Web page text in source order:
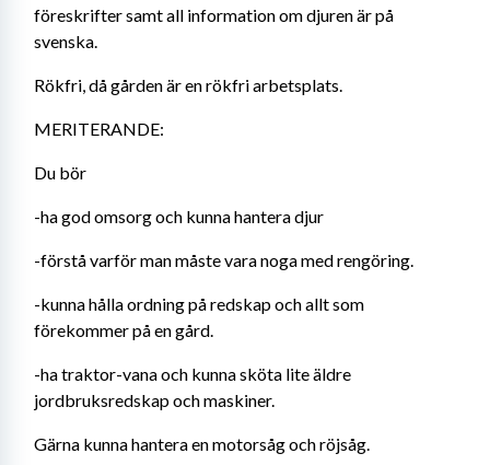
föreskrifter samt all information om djuren är på
svenska.
Rökfri, då gården är en rökfri arbetsplats.
MERITERANDE:
Du bör
-ha god omsorg och kunna hantera djur
-förstå varför man måste vara noga med rengöring.
-kunna hålla ordning på redskap och allt som
förekommer på en gård.
-ha traktor-vana och kunna sköta lite äldre
jordbruksredskap och maskiner.
Gärna kunna hantera en motorsåg och röjsåg.